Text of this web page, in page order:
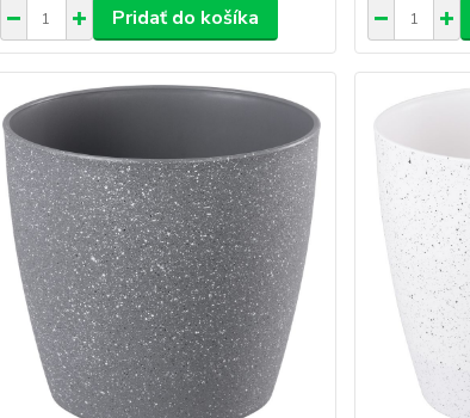
Pridať do košíka